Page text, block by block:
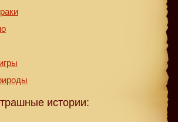
истории: